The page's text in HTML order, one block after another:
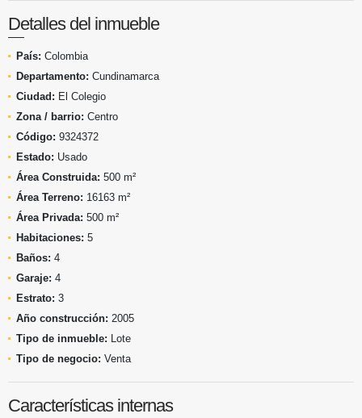
Detalles del inmueble
País: Colombia
Departamento: Cundinamarca
Ciudad: El Colegio
Zona / barrio: Centro
Código: 9324372
Estado: Usado
Área Construida: 500 m²
Área Terreno: 16163 m²
Área Privada: 500 m²
Habitaciones: 5
Baños: 4
Garaje: 4
Estrato: 3
Año construcción: 2005
Tipo de inmueble: Lote
Tipo de negocio: Venta
Características internas